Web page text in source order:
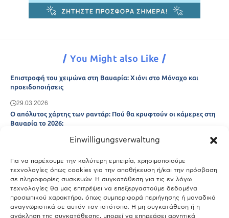
Einwilligungsverwaltung
Για να παρέχουμε την καλύτερη εμπειρία, χρησιμοποιούμε
τεχνολογίες όπως cookies για την αποθήκευση ή/και την πρόσβαση
σε πληροφορίες συσκευών. Η συγκατάθεση για τις εν λόγω
τεχνολογίες θα μας επιτρέψει να επεξεργαστούμε δεδομένα
προσωπικού χαρακτήρα, όπως συμπεριφορά περιήγησης ή μοναδικά
αναγνωριστικά σε αυτόν τον ιστότοπο. Η μη συγκατάθεση ή η
ανάκληση της συγκατάθεσης, μπορεί να επηρεάσει αρνητικά
You Might also Like
Επιστροφή του χειμώνα στη Βαυαρία: Χιόνι στο Μόναχο και
προειδοποιήσεις
29.03.2026
Ο απόλυτος χάρτης των ραντάρ: Πού θα κρυφτούν οι κάμερες στη
Βαυαρία το 2026;
Μόναχο;
25.03.2026
Θύελλα χτυπά το Μόναχο: Κίνδυνος από τους ισχυρούς ανέμους
και τις καταιγίδες
25.03.2026